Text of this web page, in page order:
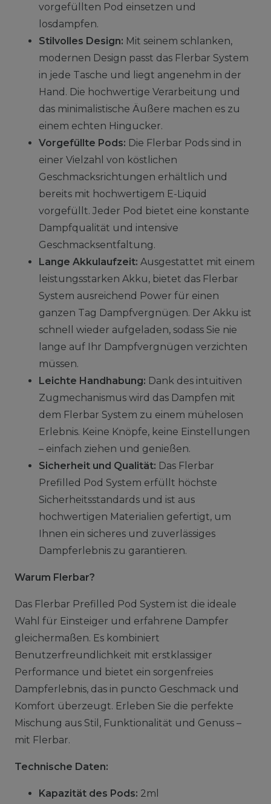
vorgefüllten Pod einsetzen und
losdampfen.
Stilvolles Design: Mit seinem schlanken,
modernen Design passt das Flerbar System
in jede Tasche und liegt angenehm in der
Hand. Die hochwertige Verarbeitung und
das minimalistische Äußere machen es zu
einem echten Hingucker.
Vorgefüllte Pods: Die Flerbar Pods sind in
einer Vielzahl von köstlichen
Geschmacksrichtungen erhältlich und
bereits mit hochwertigem E-Liquid
vorgefüllt. Jeder Pod bietet eine konstante
Dampfqualität und intensive
Geschmacksentfaltung.
Lange Akkulaufzeit: Ausgestattet mit einem
leistungsstarken Akku, bietet das Flerbar
System ausreichend Power für einen
ganzen Tag Dampfvergnügen. Der Akku ist
schnell wieder aufgeladen, sodass Sie nie
lange auf Ihr Dampfvergnügen verzichten
müssen.
Leichte Handhabung: Dank des intuitiven
Zugmechanismus wird das Dampfen mit
dem Flerbar System zu einem mühelosen
Erlebnis. Keine Knöpfe, keine Einstellungen
– einfach ziehen und genießen.
Sicherheit und Qualität: Das Flerbar
Prefilled Pod System erfüllt höchste
Sicherheitsstandards und ist aus
hochwertigen Materialien gefertigt, um
Ihnen ein sicheres und zuverlässiges
Dampferlebnis zu garantieren.
Warum Flerbar?
Das Flerbar Prefilled Pod System ist die ideale
Wahl für Einsteiger und erfahrene Dampfer
gleichermaßen. Es kombiniert
Benutzerfreundlichkeit mit erstklassiger
Performance und bietet ein sorgenfreies
Dampferlebnis, das in puncto Geschmack und
Komfort überzeugt. Erleben Sie die perfekte
Mischung aus Stil, Funktionalität und Genuss –
mit Flerbar.
Technische Daten:
Kapazität des Pods: 2ml